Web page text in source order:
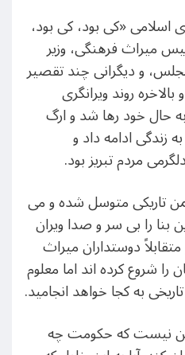
«کی بود، کی بود،
میراث فرهنگی، وزیر
و دیگرانی چند تقصیر
روند ویرانگری
حال خود رها شد و ارگ
زندگی ادامه داد و
مردم تبریز بود.
تاریکی متوسل شده و می
بنا را بی سر و صدا ویران
دوستداران میراث
شروع کرده اند اما معلوم
به کجا خواهد انجاميد.
نیست که حکومت چه